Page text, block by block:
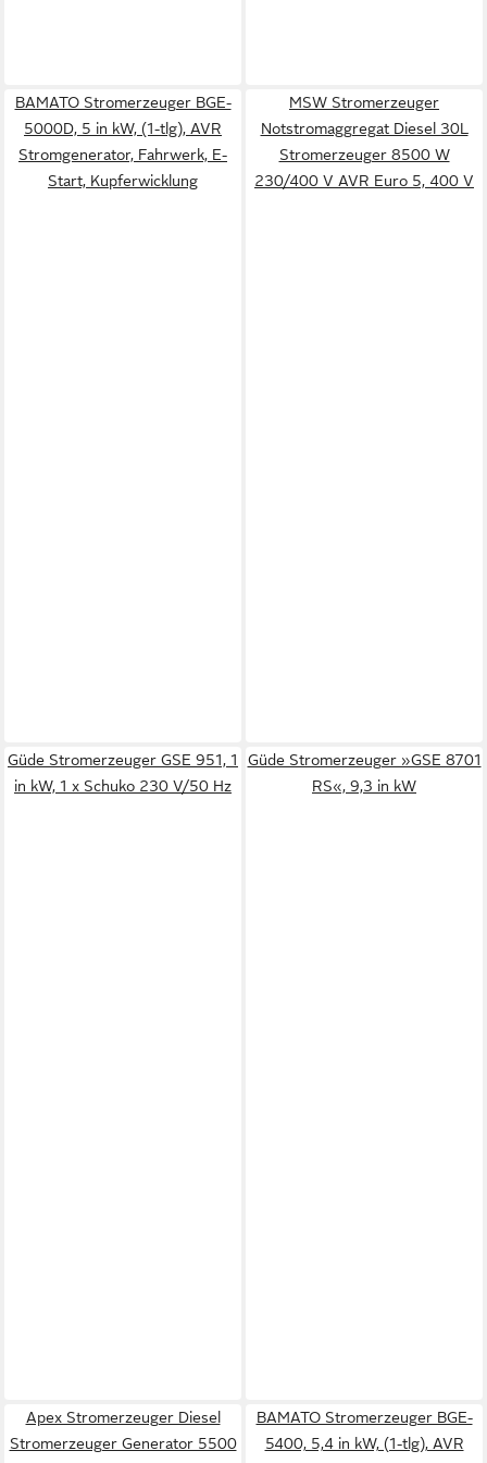
BAMATO Stromerzeuger BGE-
5000D, 5 in kW, (1-tlg), AVR
Stromgenerator, Fahrwerk, E-
Start, Kupferwicklung
MSW Stromerzeuger
Notstromaggregat Diesel 30L
Stromerzeuger 8500 W
230/400 V AVR Euro 5, 400 V
Güde Stromerzeuger GSE 951, 1
in kW, 1 x Schuko 230 V/50 Hz
Güde Stromerzeuger »GSE 8701
RS«, 9,3 in kW
Apex Stromerzeuger Diesel
Stromerzeuger Generator 5500
BAMATO Stromerzeuger BGE-
5400, 5,4 in kW, (1-tlg), AVR